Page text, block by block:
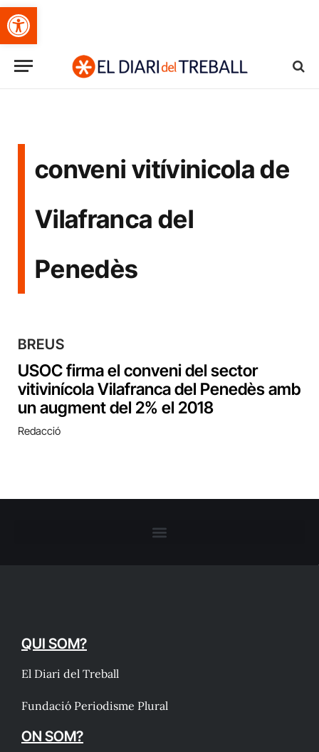
Obre la barra d'eines
conveni vitívinicola de
Vilafranca del
Penedès
BREUS
USOC firma el conveni del sector
vitivinícola Vilafranca del Penedès amb
un augment del 2% el 2018
Redacció
QUI SOM?
El Diari del Treball
Fundació Periodisme Plural
ON SOM?